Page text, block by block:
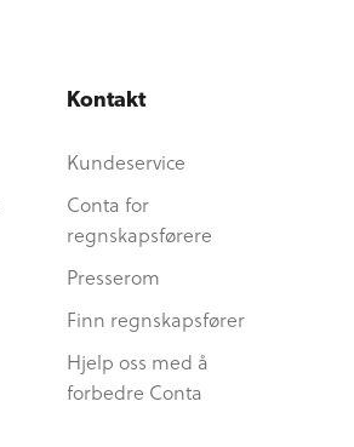
Kontakt
Kundeservice
Conta for
regnskapsførere
Presserom
Finn regnskapsfører
Hjelp oss med å
forbedre Conta